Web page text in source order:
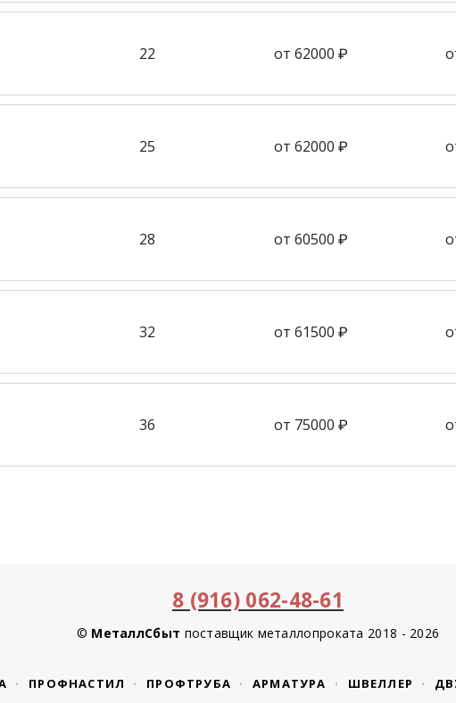
22 от 62000 ₽
25 от 62000 ₽
28 от 60500 ₽
32 от 61500 ₽
36 от 75000 ₽
8 (916) 062-48-61
© МеталлСбыт поставщик металлопроката 2018 - 2026
ПРОФНАСТИЛ ПРОФТРУБА АРМАТУРА ШВЕЛЛЕР